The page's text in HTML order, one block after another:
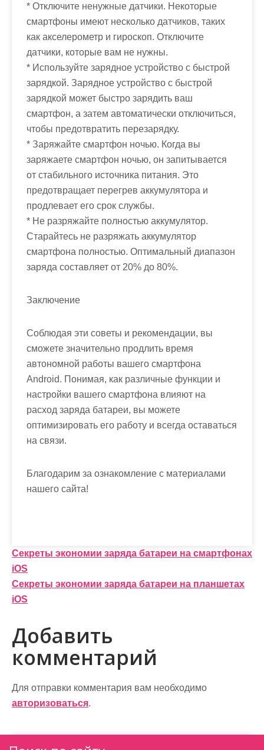
* Отключите ненужные датчики. Некоторые
смартфоны имеют несколько датчиков, таких
как акселерометр и гироскоп. Отключите
датчики, которые вам не нужны.
* Используйте зарядное устройство с быстрой
зарядкой. Зарядное устройство с быстрой
зарядкой может быстро зарядить ваш
смартфон, а затем автоматически отключиться,
чтобы предотвратить перезарядку.
* Заряжайте смартфон ночью. Когда вы
заряжаете смартфон ночью, он запитывается
от стабильного источника питания. Это
предотвращает перегрев аккумулятора и
продлевает его срок службы.
* Не разряжайте полностью аккумулятор.
Старайтесь не разряжать аккумулятор
смартфона полностью. Оптимальный диапазон
заряда составляет от 20% до 80%.
Заключение
Соблюдая эти советы и рекомендации, вы
сможете значительно продлить время
автономной работы вашего смартфона
Android. Понимая, как различные функции и
настройки вашего смартфона влияют на
расход заряда батареи, вы можете
оптимизировать его работу и всегда оставаться
на связи.
Благодарим за ознакомление с материалами
нашего сайта!
Н
а
в
и
г
а
ц
и
я
Секреты экономии заряда батареи на смартфонах
iOS
Секреты экономии заряда батареи на планшетах
iOS
Добавить
комментарий
Для отправки комментария вам необходимо
авторизоваться.